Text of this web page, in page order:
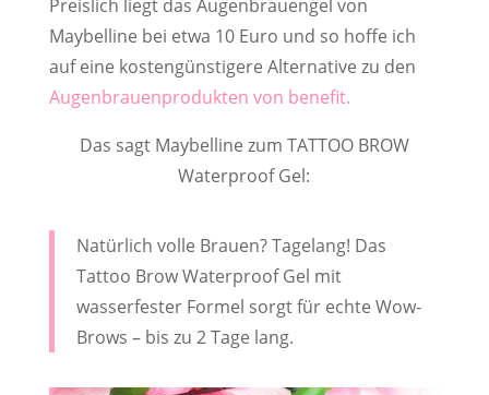
Preislich liegt das Augenbrauengel von
Maybelline bei etwa 10 Euro und so hoffe ich
auf eine kostengünstigere Alternative zu den
Augenbrauenprodukten von benefit.
Das sagt Maybelline zum TATTOO BROW
Waterproof Gel:
Natürlich volle Brauen? Tagelang! Das
Tattoo Brow Waterproof Gel mit
wasserfester Formel sorgt für echte Wow-
Brows – bis zu 2 Tage lang.